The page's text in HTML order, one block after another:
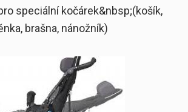
speciální kočárek&nbsp;(košík,
brašna, nánožník)